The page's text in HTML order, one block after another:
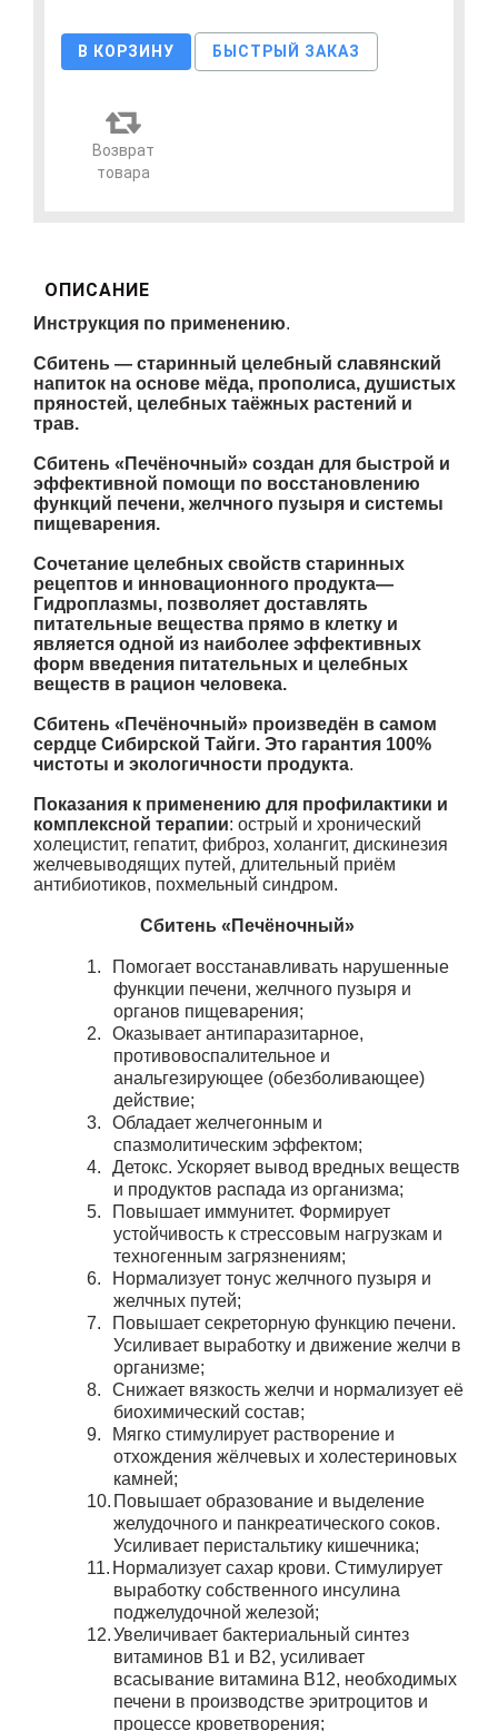
В КОРЗИНУ БЫСТРЫЙ ЗАКАЗ
Возврат
товара
ОПИСАНИЕ
Инструкция по применению.
Сбитень — старинный целебный славянский
напиток на основе мёда, прополиса, душистых
пряностей, целебных таёжных растений и
трав.
Сбитень «Печёночный» создан для быстрой и
эффективной помощи по восстановлению
функций печени, желчного пузыря и системы
пищеварения.
Сочетание целебных свойств старинных
рецептов и инновационного продукта—
Гидроплазмы, позволяет доставлять
питательные вещества прямо в клетку и
является одной из наиболее эффективных
форм введения питательных и целебных
веществ в рацион человека.
Сбитень «Печёночный» произведён в самом
сердце Сибирской Тайги. Это гарантия 100%
чистоты и экологичности продукта.
Показания к применению для профилактики и
комплексной терапии: острый и хронический
холецистит, гепатит, фиброз, холангит, дискинезия
желчевыводящих путей, длительный приём
антибиотиков, похмельный синдром.
Сбитень «Печёночный»
1.
Помогает восстанавливать нарушенные
функции печени, желчного пузыря и
органов пищеварения;
2.
Оказывает антипаразитарное,
противовоспалительное и
анальгезирующее (обезболивающее)
действие;
3.
Обладает желчегонным и
спазмолитическим эффектом;
4.
Детокс. Ускоряет вывод вредных веществ
и продуктов распада из организма;
5.
Повышает иммунитет. Формирует
устойчивость к стрессовым нагрузкам и
техногенным загрязнениям;
6.
Нормализует тонус желчного пузыря и
желчных путей;
7.
Повышает секреторную функцию печени.
Усиливает выработку и движение желчи в
организме;
8.
Снижает вязкость желчи и нормализует её
биохимический состав;
9.
Мягко стимулирует растворение и
отхождения жёлчевых и холестериновых
камней;
10. Повышает образование и выделение
желудочного и панкреатического соков.
Усиливает перистальтику кишечника;
11. Нормализует сахар крови. Стимулирует
выработку собственного инсулина
поджелудочной железой;
12.Увеличивает бактериальный синтез
витаминов В1 и В2, усиливает
всасывание витамина В12, необходимых
печени в производстве эритроцитов и
процессе кроветворения;